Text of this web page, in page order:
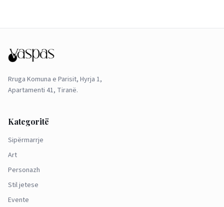
Rruga Komuna e Parisit, Hyrja 1,
Apartamenti 41, Tiranë.
Kategoritë
Sipërmarrje
Art
Personazh
Stil jetese
Evente